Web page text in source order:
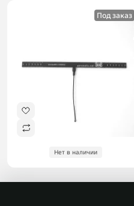
Под заказ
Нет в наличии